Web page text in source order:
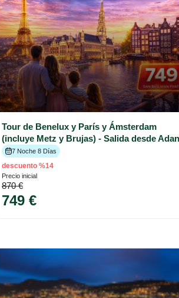
Tour de Benelux y París y Ámsterdam
(incluye Metz y Brujas) - Salida desde
7 Noche 8 Días
descuento %14
Precio inicial
870 €
749 €